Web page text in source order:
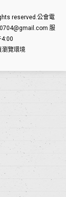
reserved.公會電
服
4:00
瀏覽環境